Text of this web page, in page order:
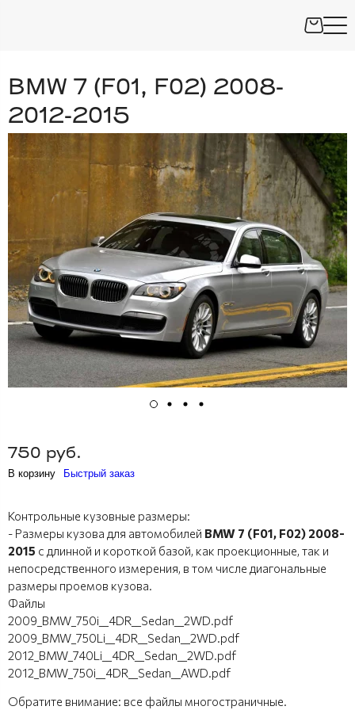
BMW 7 (F01, F02) 2008-
2012-2015
750 руб.
В корзину Быстрый заказ
Контрольные кузовные размеры:
- Размеры кузова для автомобилей BMW 7 (F01, F02) 2008-
2015 с длинной и короткой базой, как проекционные, так и
непосредственного измерения, в том числе диагональные
размеры проемов кузова.
Файлы
2009_BMW_750i__4DR__Sedan__2WD.pdf
2009_BMW_750Li__4DR__Sedan__2WD.pdf
2012_BMW_740Li__4DR__Sedan__2WD.pdf
2012_BMW_750i__4DR__Sedan__AWD.pdf
Обратите внимание: все файлы многостраничные.